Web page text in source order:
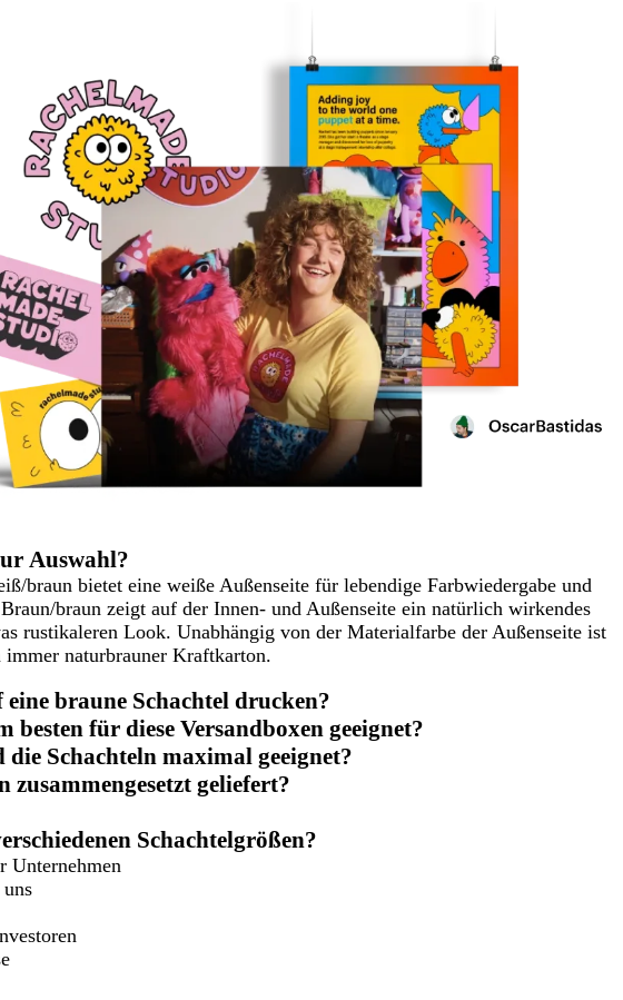
Auswahl?
braun bietet eine weiße Außenseite für lebendige Farbwiedergabe und
braun zeigt auf der Innen- und Außenseite ein natürlich wirkendes
rustikaleren Look. Unabhängig von der Materialfarbe der Außenseite ist
naturbrauner Kraftkarton.
braune Schachtel drucken?
besten für diese Versandboxen geeignet?
die Schachteln maximal geeignet?
zusammengesetzt geliefert?
Schachtelgrößen?
Unternehmen